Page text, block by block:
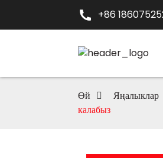
+86
Өй Яңалыклар
калабыз